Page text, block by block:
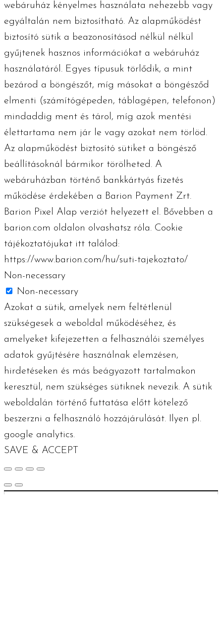
webáruház kényelmes használata nehezebb vagy
egyáltalán nem biztosítható. Az alapműködést
biztosító sütik a beazonosításod nélkül nélkül
gyűjtenek hasznos információkat a webáruház
használatáról. Egyes típusuk törlődik, a mint
bezárod a böngészőt, míg másokat a böngésződ
elmenti (számítógépeden, táblagépen, telefonon)
mindaddig ment és tárol, míg azok mentési
élettartama nem jár le vagy azokat nem törlöd.
Az alapműködést biztosító sütiket a böngésző
beállításoknál bármikor törölheted. A
webáruházban történő bankkártyás fizetés
működése érdekében a Barion Payment Zrt.
Barion Pixel Alap verziót helyezett el. Bővebben a
barion.com oldalon olvashatsz róla. Cookie
tájékoztatójukat itt találod:
https://www.barion.com/hu/suti-tajekoztato/
Non-necessary
Non-necessary
Azokat a sütik, amelyek nem feltétlenül
szükségesek a weboldal működéséhez, és
amelyeket kifejezetten a felhasználói személyes
adatok gyűjtésére használnak elemzésen,
hirdetéseken és más beágyazott tartalmakon
keresztül, nem szükséges sütiknek nevezik. A sütik
weboldalán történő futtatása előtt kötelező
beszerzni a felhasználó hozzájárulását. Ilyen pl.
google analytics.
SAVE & ACCEPT